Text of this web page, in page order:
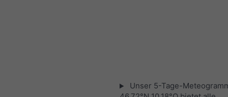
Unser 5-Tage-